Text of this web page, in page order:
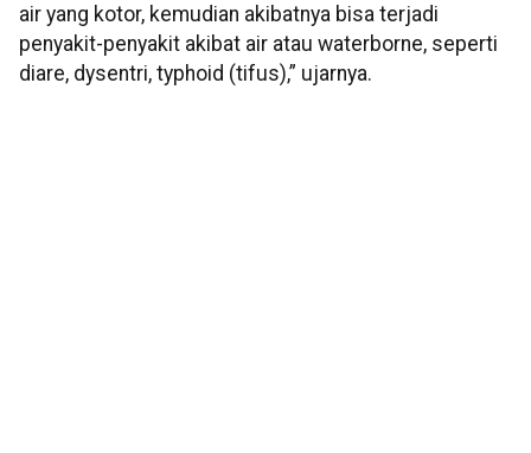
air yang kotor, kemudian akibatnya bisa terjadi
penyakit-penyakit akibat air atau waterborne, seperti
diare, dysentri, typhoid (tifus),” ujarnya.